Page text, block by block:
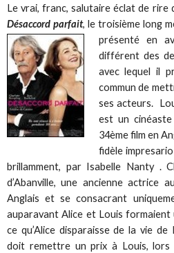
Le vrai, franc, salutaire éclat de rire
Désaccord parfait, le troisième long
présenté en
différent des
avec lequel il
commun de
ses acteurs.
est un
34ème film en
fidèle
brillamment, par Isabelle Nanty .
d’Abanville, une ancienne actrice
Anglais et se consacrant
auparavant Alice et Louis formaient
ce qu’Alice disparaisse de la vie
doit remettre un prix à Louis, lors